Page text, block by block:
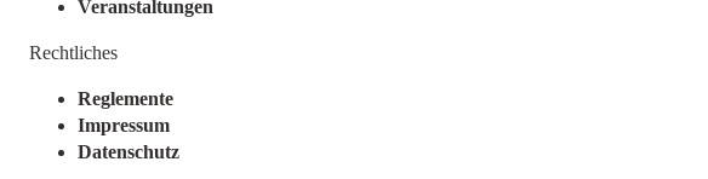
Veranstaltungen
Rechtliches
Reglemente
Impressum
Datenschutz